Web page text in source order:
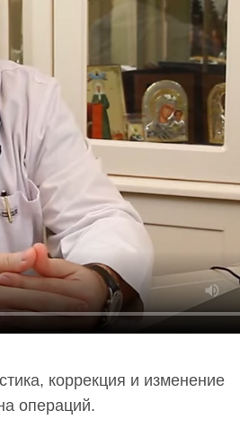
коррекция и изменение
операций.